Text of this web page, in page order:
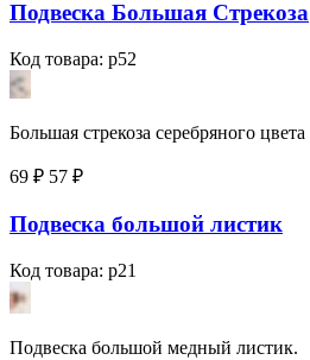
Подвеска Большая Стрекоза
Код товара: p52
Большая стрекоза серебряного цвета
69 ₽ 57 ₽
Подвеска большой листик
Код товара: p21
Подвеска большой медный листик.